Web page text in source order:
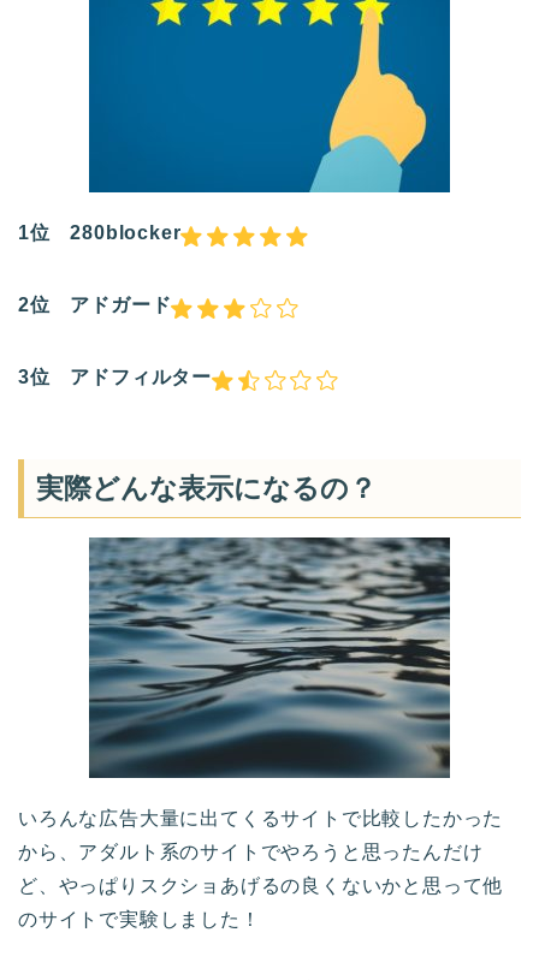
1位 280blocker
2位 アドガード
3位 アドフィルター
実際どんな表示になるの？
いろんな広告大量に出てくるサイトで比較したかった
から、アダルト系のサイトでやろうと思ったんだけ
ど、やっぱりスクショあげるの良くないかと思って他
のサイトで実験しました！